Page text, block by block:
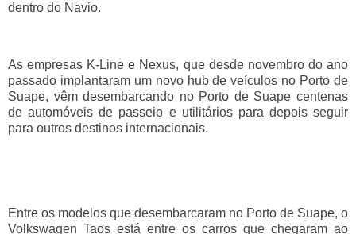
dentro do Navio.
As empresas K-Line e Nexus, que desde novembro do ano
passado implantaram um novo hub de veículos no Porto de
Suape, vêm desembarcando no Porto de Suape centenas
de automóveis de passeio e utilitários para depois seguir
para outros destinos internacionais.
Entre os modelos que desembarcaram no Porto de Suape, o
Volkswagen Taos está entre os carros que chegaram ao